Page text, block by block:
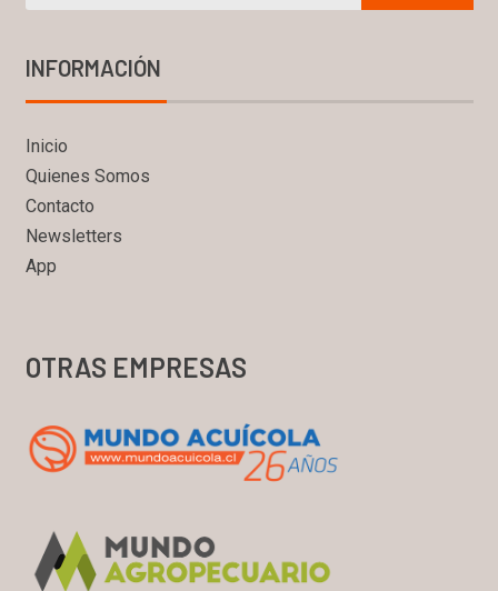
INFORMACIÓN
Inicio
Quienes Somos
Contacto
Newsletters
App
OTRAS EMPRESAS